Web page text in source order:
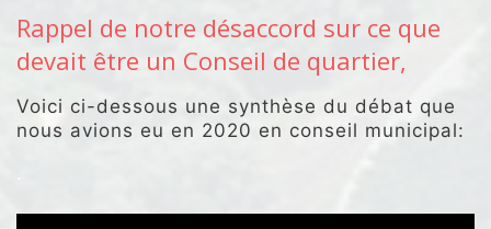
Rappel de notre désaccord sur ce que
devait être un Conseil de quartier,
Voici ci-dessous une synthèse du débat que
nous avions eu en 2020 en conseil municipal:
.